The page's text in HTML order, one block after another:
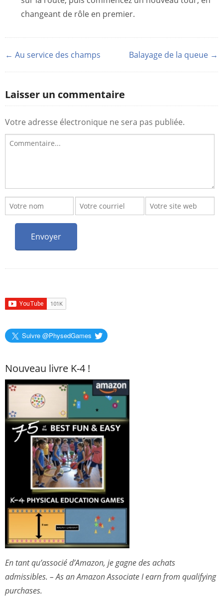
changeant de rôle en premier.
← Au service des champs Balayage de la queue →
Laisser un commentaire
Votre adresse électronique ne sera pas publiée.
Suivre @PhysedGames
Nouveau livre K-4 !
En tant qu’associé d’Amazon, je gagne des achats
admissibles. – As an Amazon Associate I earn from qualifying
purchases.